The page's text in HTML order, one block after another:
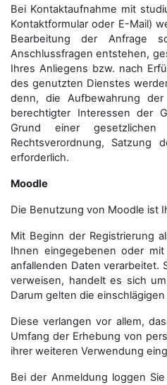
Bei Kontaktaufnahme mit
Kontaktformular oder E-Mail)
Bearbeitung der Anfrage
Anschluss­fragen entstehen,
Ihres Anliegens bzw. nach
des genutzten Dienstes
denn, die Aufbewahrung
berechtigter Interessen der
Grund einer
Rechtsverordnung, Satzung
erforderlich.
Moodle
Die Benutzung von Moodle ist
Mit Beginn der Registrierung
Ihnen eingegebenen oder
anfallenden Daten verarbeitet.
verweisen, handelt es sich
Darum gelten die
Diese verlangen vor allem,
Umfang der Erhebung von
ihrer weiteren Verwendung
Bei der Anmeldung loggen